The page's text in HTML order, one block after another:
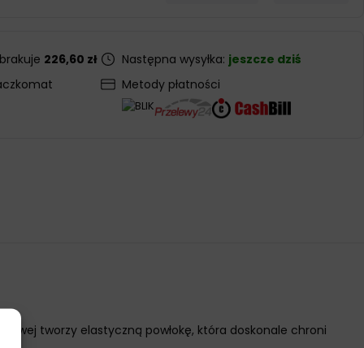
226,60 zł
Następna wysyłka: jeszcze dziś
Metody płatności
tworzy elastyczną powłokę, która doskonale chroni